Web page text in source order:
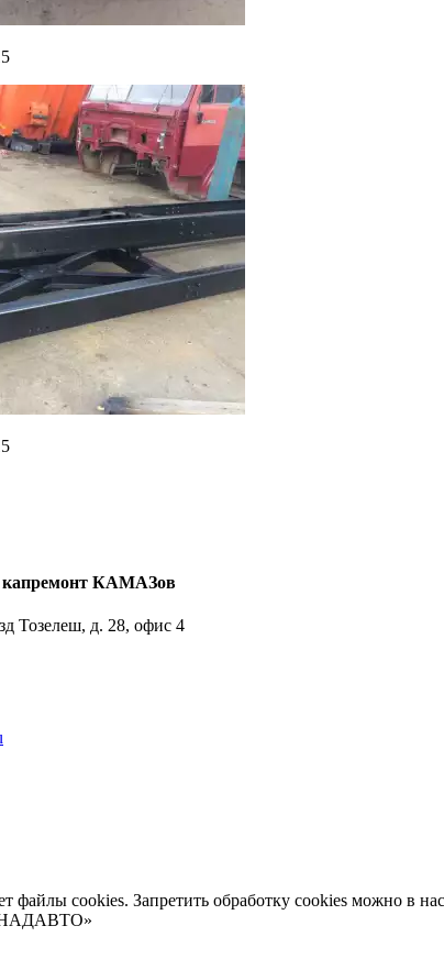
КАМАЗов
Тозелеш, д. 28, офис 4
файлы cookies. Запретить обработку cookies можно в